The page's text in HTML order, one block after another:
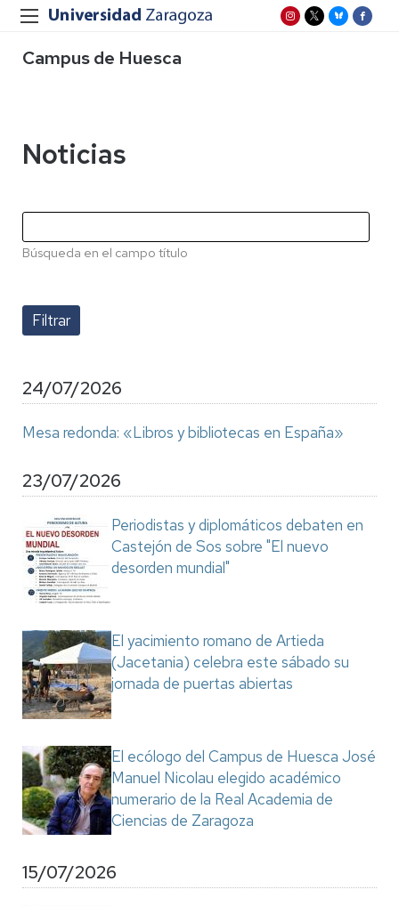
Campus de Huesca
Noticias
Búsqueda en el campo título
24/07/2026
Mesa redonda: «Libros y bibliotecas en España»
23/07/2026
Periodistas y diplomáticos debaten en
Castejón de Sos sobre "El nuevo
desorden mundial"
El yacimiento romano de Artieda
(Jacetania) celebra este sábado su
jornada de puertas abiertas
El ecólogo del Campus de Huesca José
Manuel Nicolau elegido académico
numerario de la Real Academia de
Ciencias de Zaragoza
15/07/2026